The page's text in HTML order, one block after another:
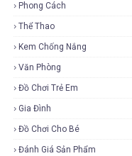
Phong Cách
Thể Thao
Kem Chống Nắng
Văn Phòng
Đồ Chơi Trẻ Em
Gia Đình
Đồ Chơi Cho Bé
Đánh Giá Sản Phẩm